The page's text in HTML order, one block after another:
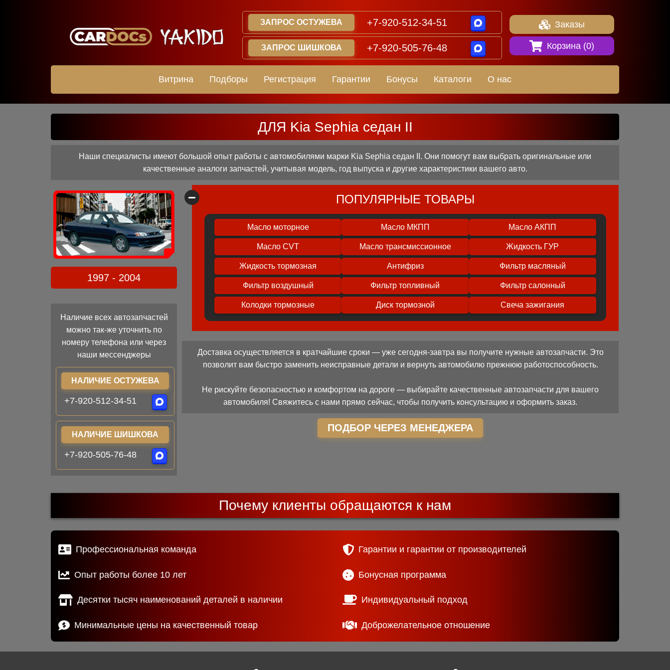
ЗАПРОС ОСТУЖЕВА +7-920-512-34-51
ЗАПРОС ШИШКОВА +7-920-505-76-48
Заказы
Корзина (0)
Витрина Подборы Регистрация Гарантии Бонусы Каталоги О нас
ДЛЯ Kia Sephia седан II
Наши специалисты имеют большой опыт работы с автомобилями марки Kia Sephia седан II. Они помогут вам выбрать оригинальные или
качественные аналоги запчастей, учитывая модель, год выпуска и другие характеристики вашего авто.
1997 - 2004
Наличие всех автозапчастей
можно так-же уточнить по
номеру телефона или через
наши мессенджеры
НАЛИЧИЕ ОСТУЖЕВА
+7-920-512-34-51
НАЛИЧИЕ ШИШКОВА
+7-920-505-76-48
ПОПУЛЯРНЫЕ ТОВАРЫ
Масло моторное Масло МКПП Масло АКПП
Масло CVT Масло трансмиссионное Жидкость ГУР
Жидкость тормозная Антифриз Фильтр масляный
Фильтр воздушный Фильтр топливный Фильтр салонный
Колодки тормозные Диск тормозной Свеча зажигания
Доставка осуществляется в кратчайшие сроки — уже сегодня-завтра вы получите нужные автозапчасти. Это
позволит вам быстро заменить неисправные детали и вернуть автомобилю прежнюю работоспособность.
Не рискуйте безопасностью и комфортом на дороге — выбирайте качественные автозапчасти для вашего
автомобиля! Свяжитесь с нами прямо сейчас, чтобы получить консультацию и оформить заказ.
ПОДБОР ЧЕРЕЗ МЕНЕДЖЕРА
Почему клиенты обращаются к нам
Профессиональная команда
Опыт работы более 10 лет
Десятки тысяч наименований деталей в наличии
Минимальные цены на качественный товар
Гарантии и гарантии от производителей
Бонусная программа
Индивидуальный подход
Доброжелательное отношение